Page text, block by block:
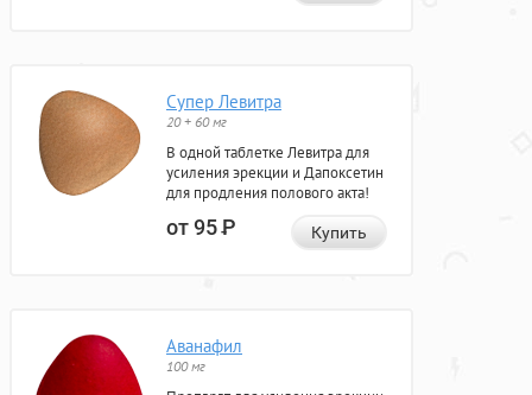
Супер Левитра
20 + 60 мг
В одной таблетке Левитра для
усиления эрекции и Дапоксетин
для продления полового акта!
от 95Р Купить
Аванафил
100 мг